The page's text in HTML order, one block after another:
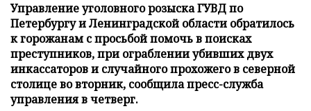
Управление уголовного розыска ГУВД по
Петербургу и Ленинградской области обратилось
к горожанам с просьбой помочь в поисках
преступников, при ограблении убивших двух
инкассаторов и случайного прохожего в северной
столице во вторник, сообщила пресс-служба
управления в четверг.